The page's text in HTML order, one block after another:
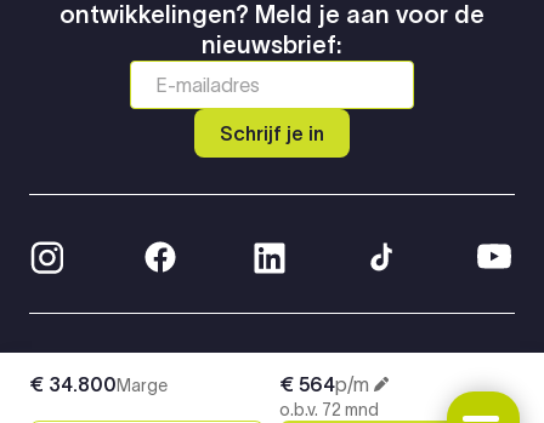
€ 564p/m
o.b.v. 72 mnd
€ 34.800Marge
ontwikkelingen? Meld je aan voor de
nieuwsbrief:
Schrijf je in